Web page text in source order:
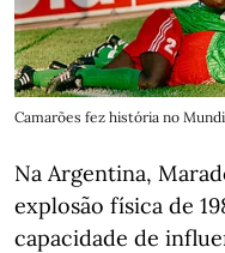
Camarões fez história no
Na Argentina,
explosão física de
capacidade de